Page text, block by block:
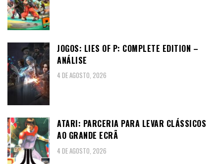
JOGOS: LIES OF P: COMPLETE EDITION –
ANÁLISE
4 DE AGOSTO, 2026
ATARI: PARCERIA PARA LEVAR CLÁSSICOS
AO GRANDE ECRÃ
4 DE AGOSTO, 2026